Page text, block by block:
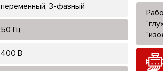
переменный, 3-фазный
50 Гц
400 В